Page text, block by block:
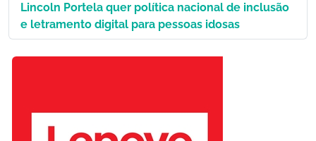
Lincoln Portela quer política nacional de inclusão
e letramento digital para pessoas idosas